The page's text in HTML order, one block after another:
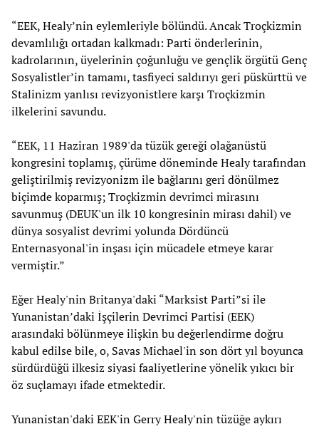
“EEK, Healy’nin eylemleriyle bölündü. Ancak Troçkizmin
devamlılığı ortadan kalkmadı: Parti önderlerinin,
kadrolarının, üyelerinin çoğunluğu ve gençlik örgütü Genç
Sosyalistler’in tamamı, tasfiyeci saldırıyı geri püskürttü ve
Stalinizm yanlısı revizyonistlere karşı Troçkizmin
ilkelerini savundu.
“EEK, 11 Haziran 1989'da tüzük gereği olağanüstü
kongresini toplamış, çürüme döneminde Healy tarafından
geliştirilmiş revizyonizm ile bağlarını geri dönülmez
biçimde koparmış; Troçkizmin devrimci mirasını
savunmuş (DEUK'un ilk 10 kongresinin mirası dahil) ve
dünya sosyalist devrimi yolunda Dördüncü
Enternasyonal'in inşası için mücadele etmeye karar
vermiştir.”
Eğer Healy'nin Britanya'daki “Marksist Parti”si ile
Yunanistan’daki İşçilerin Devrimci Partisi (EEK)
arasındaki bölünmeye ilişkin bu değerlendirme doğru
kabul edilse bile, o, Savas Michael'in son dört yıl boyunca
sürdürdüğü ilkesiz siyasi faaliyetlerine yönelik yıkıcı bir
öz suçlamayı ifade etmektedir.
Yunanistan'daki EEK'in Gerry Healy'nin tüzüğe aykırı